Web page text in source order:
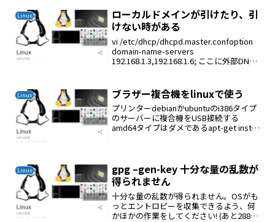
Linux
ローカルドメインが引けたり、引
けない時がある
vi /etc/dhcp/dhcpd.master.confoption
domain-name-servers
192.168.1.3,192.168.1.6; ここに外部DNS
Linux ブラザー複合機をlinuxで使う
プリンターdebianかubuntuのi386タイプ
のサーバーに複合機をUSB接続する
amd64タイプはダメであるapt-get install
Linux
gpg –gen-key 十分な量の乱数が
得られません
十分な量の乱数が得られません。OSがも
っとエントロピーを収集できるよう、何
かほかの作業をしてください! (あと288バ